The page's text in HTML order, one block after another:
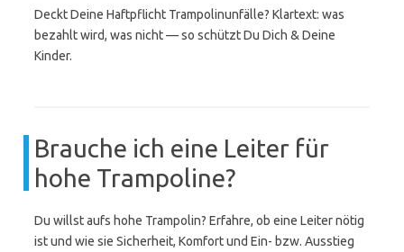
Deckt Deine Haftpflicht Trampolinunfälle? Klartext: was
bezahlt wird, was nicht — so schützt Du Dich & Deine
Kinder.
Brauche ich eine Leiter für
hohe Trampoline?
Du willst aufs hohe Trampolin? Erfahre, ob eine Leiter nötig
ist und wie sie Sicherheit, Komfort und Ein- bzw. Ausstieg